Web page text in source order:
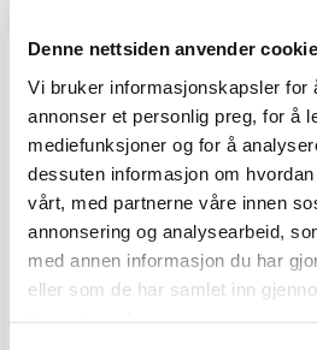
Denne nettsiden anvender
Vi bruker informasjonskapsler for
annonser et personlig preg, for å
mediefunksjoner og for å
dessuten informasjon om
vårt, med partnerne våre innen
annonsering og analysearbeid,
med annen informasjon du har
eller som de har samlet inn
Karakter: 5 av
0stemmer
Karakter: 4 av
0 stemmer
Karakter: 3 av 5
stemmer
Karakter: 2 av
0 stemmer
Karakter: 1 av
0stemmer